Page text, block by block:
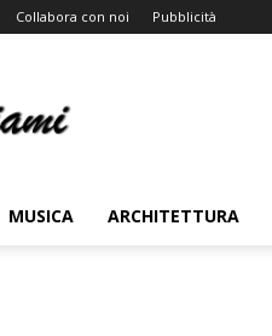
Collabora con noi Pubblicità
MUSICA ARCHITETTURA